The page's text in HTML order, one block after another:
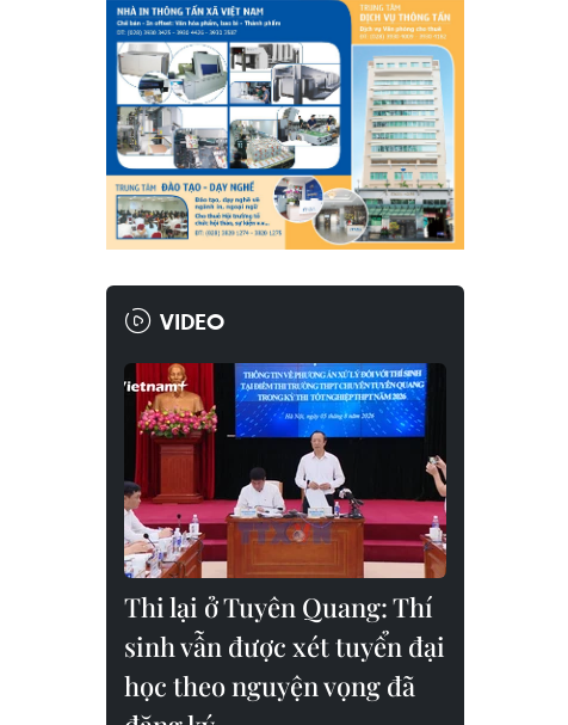
VIDEO
Thi lại ở Tuyên Quang: Thí
sinh vẫn được xét tuyển đại
học theo nguyện vọng đã